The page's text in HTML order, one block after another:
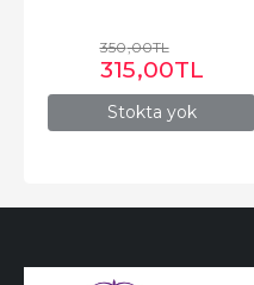
Stokta yok
350,00TL
315,00TL